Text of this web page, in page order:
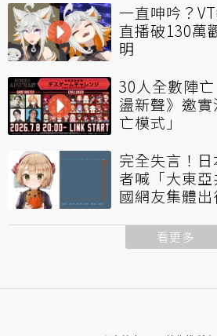
一直呻吟？
直播破130萬
明
30人全數陣
盪新聲》邀
亡模式」
完全失言！
者喊「大東
國網友集體出
看更多